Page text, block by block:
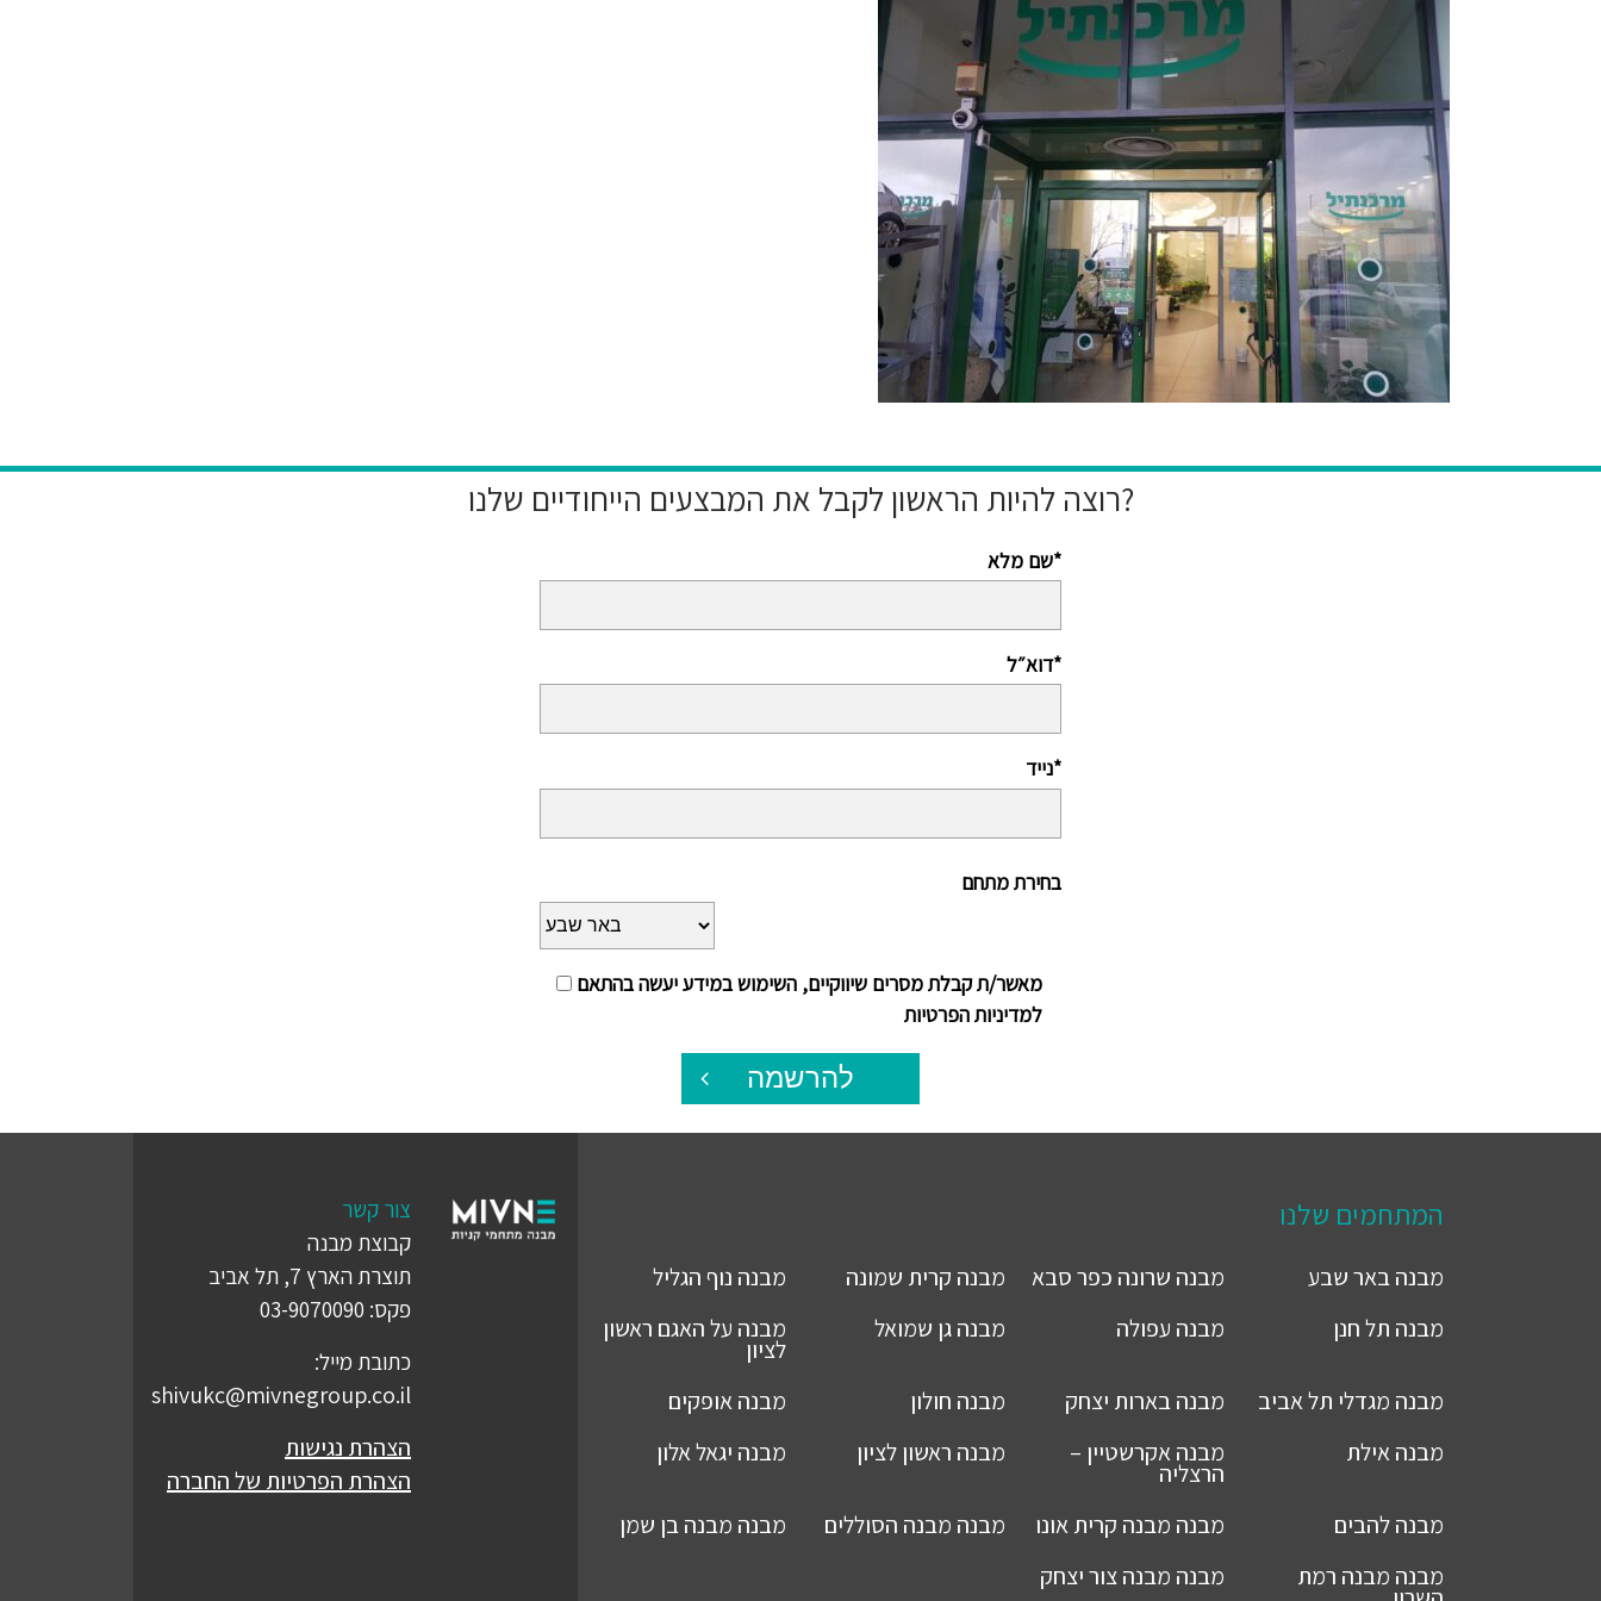
רוצה להיות הראשון לקבל את המבצעים הייחודיים שלנו?
שם מלא*
דוא״ל*
נייד*
בחירת מתחם
מאשר/ת קבלת מסרים שיווקיים, השימוש במידע יעשה בהתאם
למדיניות הפרטיות
להרשמה
המתחמים שלנו
מבנהבאר שבע מבנה שרונה כפר סבא מבנה קרית שמונה מבנה נוף הגליל
מבנה תל חנן מבנה עפולה מבנה גן שמואל מבנה על האגם ראשון
לציון
מבנה מגדלי תל אביב מבנהבארות יצחק מבנה חולון מבנה אופקים
מבנהאילת מבנהאקרשטיין –
הרצליה
מבנה ראשון לציון מבנה יגאל אלון
מבנהלהבים מבנה מבנה קרית אונו מבנה מבנה הסוללים מבנה מבנה בן שמן
מבנה מבנה רמת מבנה מבנה צור יצחק
צור קשר
קבוצת מבנה
תוצרת הארץ 7, תל אביב
פקס: 03-9070090
כתובת מייל:
shivukc@mivnegroup.co.il
הצהרת נגישות
הצהרת הפרטיות של החברה